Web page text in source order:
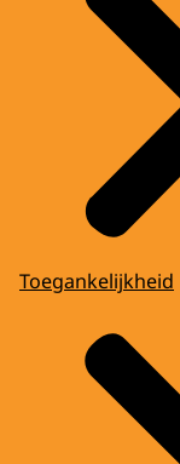
Toegankelijkheid